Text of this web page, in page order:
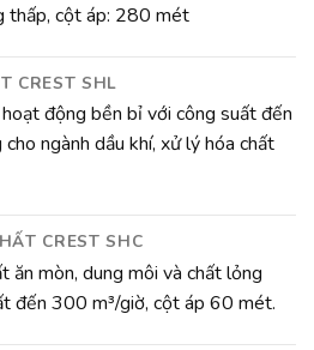
thấp, cột áp: 280 mét
CREST SHL
động bền bỉ với công suất đến
ngành dầu khí, xử lý hóa chất
CREST SHC
ăn mòn, dung môi và chất lỏng
đến 300 m³/giờ, cột áp 60 mét.